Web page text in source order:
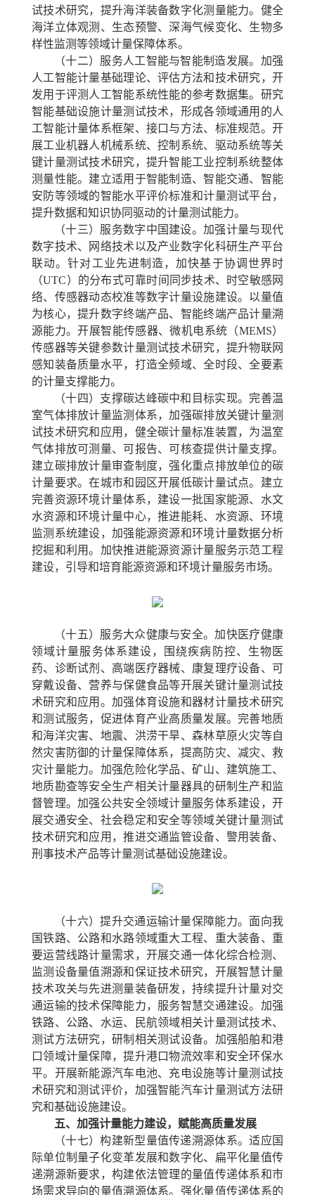
试技术研究，提升海洋装备数字化测量能力。健全
海洋立体观测、生态预警、深海气候变化、生物多
样性监测等领域计量保障体系。
（十二）服务人工智能与智能制造发展。 加强
人工智能计量基础理论、评估方法和技术研究，开
发用于评测人工智能系统性能的参考数据集。研究
智能基础设施计量测试技术，形成各领域通用的人
工智能计量体系框架、接口与方法、标准规范。开
展工业机器人机械系统、控制系统、驱动系统等关
键计量测试技术研究，提升智能工业控制系统整体
测量性能。建立适用于智能制造、智能交通、智能
安防等领域的智能水平评价标准和计量测试平台，
提升数据和知识协同驱动的计量测试能力。
（十三）服务数字中国建设。加强计量与现代
数字技术、网络技术以及产业数字化科研生产平台
联动。针对工业先进制造，加快基于协调世界时
（UTC）的分布式可靠时间同步技术、时空敏感网
络、传感器动态校准等数字计量设施建设。以量值
为核心，提升数字终端产品、智能终端产品计量溯
源能力。开展智能传感器、微机电系统（MEMS）
传感器等关键参数计量测试技术研究，提升物联网
感知装备质量水平，打造全频域、全时段、全要素
的计量支撑能力。
（十四）支撑碳达峰碳中和目标实现。 完善温
室气体排放计量监测体系，加强碳排放关键计量测
试技术研究和应用，健全碳计量标准装置，为温室
气体排放可测量、可报告、可核查提供计量支撑。
建立碳排放计量审查制度，强化重点排放单位的碳
计量要求。在城市和园区开展低碳计量试点。建立
完善资源环境计量体系，建设一批国家能源、水文
水资源和环境计量中心，推进能耗、水资源、环境
监测系统建设，加强能源资源和环境计量数据分析
挖掘和利用。加快推进能源资源计量服务示范工程
建设，引导和培育能源资源和环境计量服务市场。
（十五）服务大众健康与安全。加快医疗健康
领域计量服务体系建设，围绕疾病防控、生物医
药、诊断试剂、高端医疗器械、康复理疗设备、可
穿戴设备、营养与保健食品等开展关键计量测试技
术研究和应用。加强体育设施和器材计量技术研究
和测试服务，促进体育产业高质量发展。完善地质
和海洋灾害、地震、洪涝干旱、森林草原火灾等自
然灾害防御的计量保障体系，提高防灾、减灾、救
灾计量能力。加强危险化学品、矿山、建筑施工、
地质勘查等安全生产相关计量器具的研制生产和监
督管理。加强公共安全领域计量服务体系建设，开
展交通安全、社会稳定和安全等领域关键计量测试
技术研究和应用，推进交通监管设备、警用装备、
刑事技术产品等计量测试基础设施建设。
（十六）提升交通运输计量保障能力。 面向我
国铁路、公路和水路领域重大工程、重大装备、重
要运营线路计量需求，开展交通一体化综合检测、
监测设备量值溯源和保证技术研究，开展智慧计量
技术攻关与先进测量装备研发，持续提升计量对交
通运输的技术保障能力，服务智慧交通建设。加强
铁路、公路、水运、民航领域相关计量测试技术、
测试方法研究，研制相关测试设备。加强船舶和港
口领域计量保障，提升港口物流效率和安全环保水
平。开展新能源汽车电池、充电设施等计量测试技
术研究和测试评价，加强智能汽车计量测试方法研
究和基础设施建设。
五、加强计量能力建设，赋能高质量发展
（十七）构建新型量值传递溯源体系。适应国
际单位制量子化变革发展和数字化、扁平化量值传
递溯源新要求，构建依法管理的量值传递体系和市
场需求导向的量值溯源体系。强化量值传递体系的